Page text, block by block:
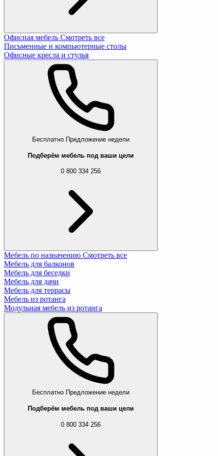
Офисная мебель Смотреть все
Письменные и компьютерные столы
Офисные кресла и стулья
Бесплатно Предложение недели
Подберём мебель под ваши цели
0 800 334 256
Мебель по назначению Смотреть все
Мебель для балконов
Мебель для беседки
Мебель для дачи
Мебель для террасы
Мебель из ротанга
Модульная мебель из ротанга
Бесплатно Предложение недели
Подберём мебель под ваши цели
0 800 334 256